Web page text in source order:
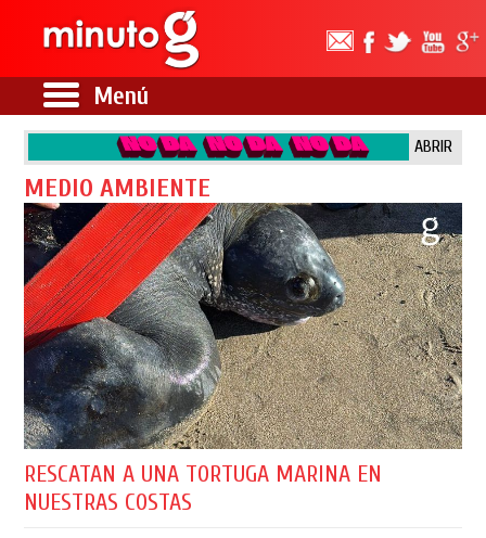
Menú
ABRIR
MEDIO AMBIENTE
RESCATAN A UNA TORTUGA MARINA EN
NUESTRAS COSTAS